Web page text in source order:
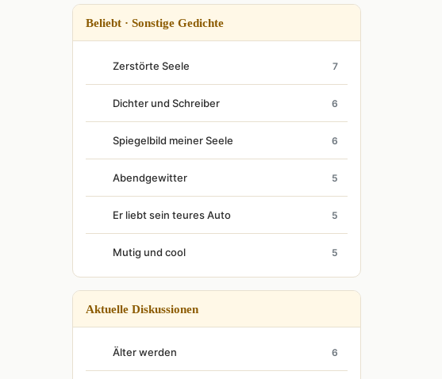
Beliebt · Sonstige Gedichte
Zerstörte Seele 7
Dichter und Schreiber 6
Spiegelbild meiner Seele 6
Abendgewitter 5
Er liebt sein teures Auto 5
Mutig und cool 5
Aktuelle Diskussionen
Älter werden 6